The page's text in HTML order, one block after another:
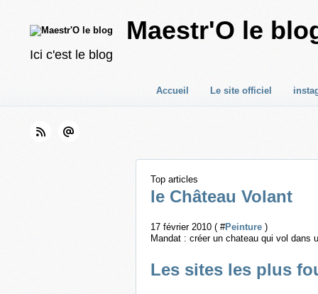
Maestr'O le
Ici c'est le blog
Accueil Le site officiel
Top articles
le Château Volant
17 février 2010 ( #Peinture )
Mandat : créer un chateau qui vol dans
Les sites les plus